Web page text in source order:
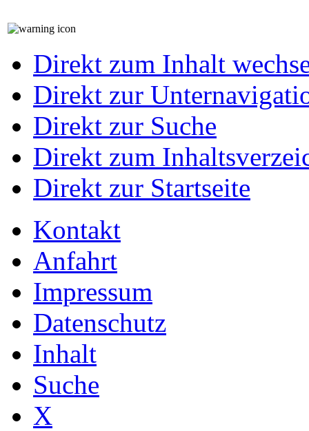
Direkt zum Inhalt
Direkt zur
Direkt zur Suche
Direkt zum
Direkt zur Startseite
Kontakt
Anfahrt
Impressum
Datenschutz
Inhalt
Suche
X